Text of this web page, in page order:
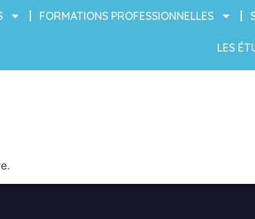
FORMATIONS PROFESSIONNELLES
LES